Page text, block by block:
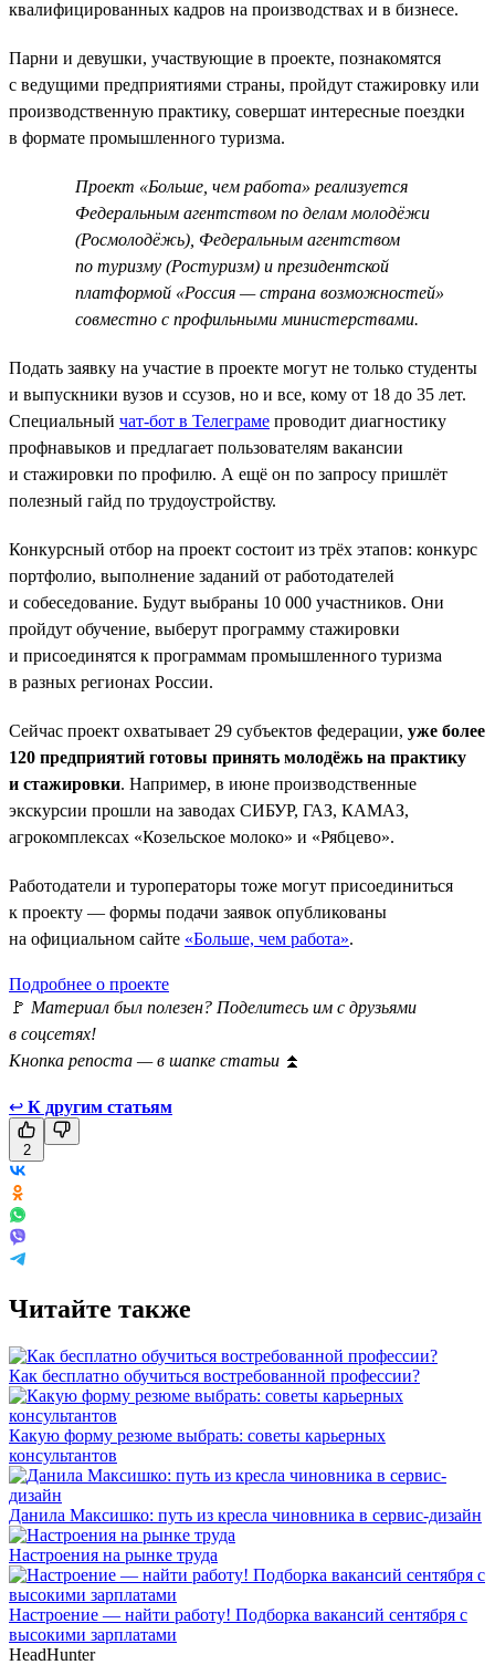
квалифицированных кадров на производствах и в бизнесе.
Парни и девушки, участвующие в проекте, познакомятся
с ведущими предприятиями страны, пройдут стажировку или
производственную практику, совершат интересные поездки
в формате промышленного туризма.
Проект «Больше, чем работа» реализуется
Федеральным агентством по делам молодёжи
(Росмолодёжь), Федеральным агентством
по туризму (Ростуризм) и президентской
платформой «Россия — страна возможностей»
совместно с профильными министерствами.
Подать заявку на участие в проекте могут не только студенты
и выпускники вузов и ссузов, но и все, кому от 18 до 35 лет.
Специальный чат-бот в Телеграме проводит диагностику
профнавыков и предлагает пользователям вакансии
и стажировки по профилю. А ещё он по запросу пришлёт
полезный гайд по трудоустройству.
Конкурсный отбор на проект состоит из трёх этапов: конкурс
портфолио, выполнение заданий от работодателей
и собеседование. Будут выбраны 10 000 участников. Они
пройдут обучение, выберут программу стажировки
и присоединятся к программам промышленного туризма
в разных регионах России.
Сейчас проект охватывает 29 субъектов федерации, уже более
120 предприятий готовы принять молодёжь на практику
и стажировки. Например, в июне производственные
экскурсии прошли на заводах СИБУР, ГАЗ, КАМАЗ,
агрокомплексах «Козельское молоко» и «Рябцево».
Работодатели и туроператоры тоже могут присоединиться
к проекту — формы подачи заявок опубликованы
на официальном сайте «Больше, чем работа».
Подробнее о проекте
🚩 Материал был полезен? Поделитесь им с друзьями
в соцсетях!
Кнопка репоста — в шапке статьи ⏫
↩ К другим статьям
2
Читайте также
Как бесплатно обучиться востребованной профессии?
Какую форму резюме выбрать: советы карьерных
консультантов
Данила Максишко: путь из кресла чиновника в сервис-дизайн
Настроения на рынке труда
Настроение — найти работу! Подборка вакансий сентября с
высокими зарплатами
HeadHunter